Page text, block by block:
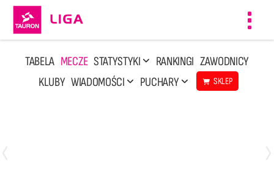
TABELA MECZE STATYSTYKI RANKINGI ZAWODNICY
KLUBY WIADOMOŚCI PUCHARY SKLEP